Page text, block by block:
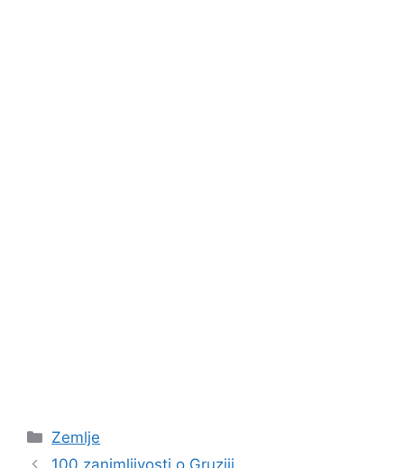
Kategorije
Zemlje
100 zanimljivosti o Gruziji